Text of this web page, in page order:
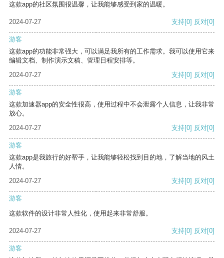
这款app的社区氛围很温馨，让我能够感受到家的温暖。
2024-07-27 支持[0] 反对[0]
游客
这款app的功能非常强大，可以满足我所有的工作需求。我可以使用它来
编辑文档、制作演示文稿、管理日程安排等。
2024-07-27
支持[0] 反对[0]
游客
这款加速器app的安全性很高，使用过程中不会泄露个人信息，让我非常
放心。
2024-07-27
支持[0] 反对[0]
游客
这款app是我旅行的好帮手，让我能够轻松找到目的地，了解当地的风土
人情。
2024-07-27
支持[0] 反对[0]
游客
这款软件的设计非常人性化，使用起来非常舒服。
2024-07-27 支持[0] 反对[0]
游客